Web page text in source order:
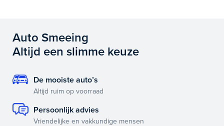
Auto Smeeing
Altijd een slimme keuze
De mooiste auto’s
Altijd ruim op voorraad
Persoonlijk advies
Vriendelijke en vakkundige mensen